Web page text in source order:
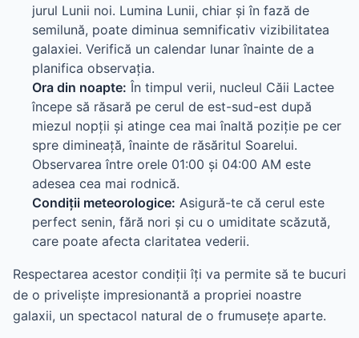
jurul Lunii noi. Lumina Lunii, chiar și în fază de
semilună, poate diminua semnificativ vizibilitatea
galaxiei. Verifică un calendar lunar înainte de a
planifica observația.
Ora din noapte: În timpul verii, nucleul Căii Lactee
începe să răsară pe cerul de est-sud-est după
miezul nopții și atinge cea mai înaltă poziție pe cer
spre dimineață, înainte de răsăritul Soarelui.
Observarea între orele 01:00 și 04:00 AM este
adesea cea mai rodnică.
Condiții meteorologice: Asigură-te că cerul este
perfect senin, fără nori și cu o umiditate scăzută,
care poate afecta claritatea vederii.
Respectarea acestor condiții îți va permite să te bucuri
de o priveliște impresionantă a propriei noastre
galaxii, un spectacol natural de o frumusețe aparte.